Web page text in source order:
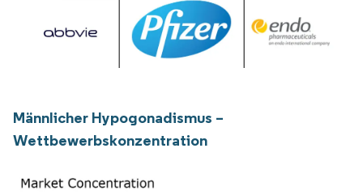
Männlicher Hypogonadismus –
Wettbewerbskonzentration